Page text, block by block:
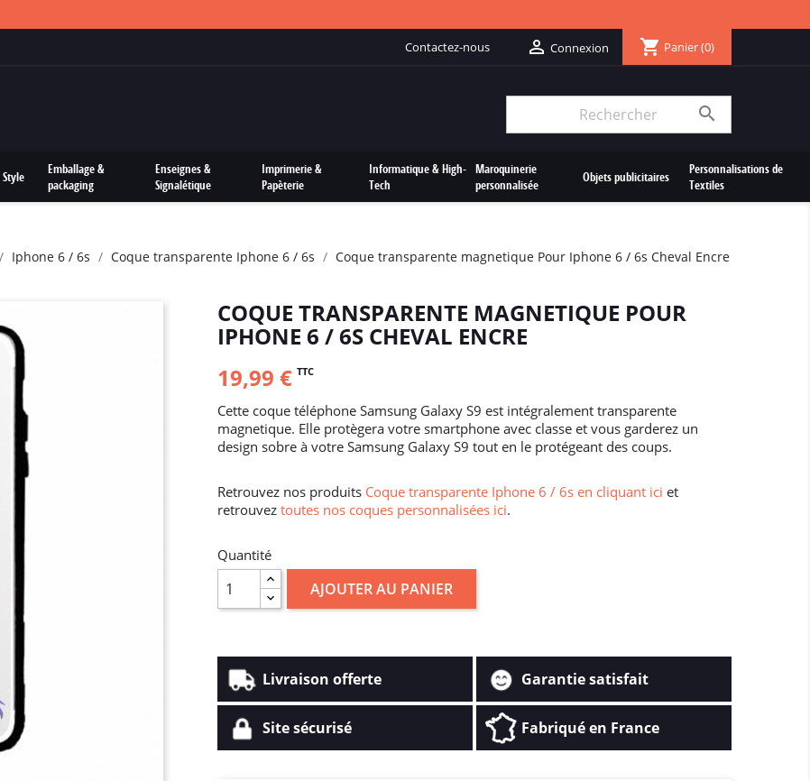
Contactez-nous  Connexion shopping_cart Panier(0)

Emballage &
packaging
Enseignes &
Signalétique
Imprimerie &
Papèterie
Informatique & High-
Tech
Maroquinerie
personnalisée
Objets publicitaires
Personnalisations de
Textiles
Iphone 6 / 6s Coque transparente Iphone 6 / 6s Coque transparente magnetique Pour Iphone 6 / 6s Cheval Encre
COQUE TRANSPARENTE MAGNETIQUE POUR
IPHONE 6 / 6S CHEVAL ENCRE
19,99 € TTC
Cette coque téléphone Samsung Galaxy S9 est intégralement transparente
magnetique. Elle protègera votre smartphone avec classe et vous garderez un
design sobre à votre Samsung Galaxy S9 tout en le protégeant des coups.
Retrouvez nos produits Coque transparente Iphone 6 / 6s en cliquant ici et
retrouvez toutes nos coques personnalisées ici.
Quantité
AJOUTER AU PANIER
Livraison offerte Garantie satisfait
Site sécurisé Fabriqué en France